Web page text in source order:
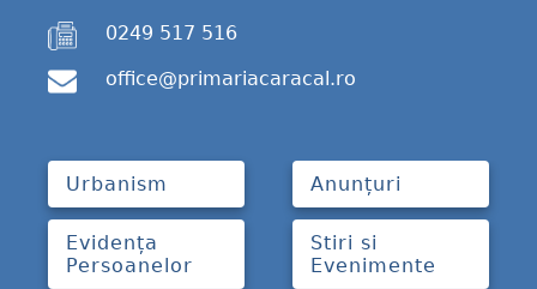
0249 517 516
office@primariacaracal.ro
Urbanism
Evidența
Persoanelor
Anunțuri
Stiri si
Evenimente